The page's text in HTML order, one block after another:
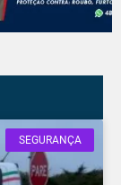
SEGURANÇA